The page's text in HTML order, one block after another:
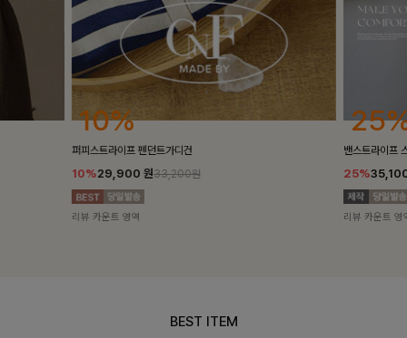
25%
밴스트라이프 스트링원피스
25%35,100 원46,800원
리뷰 카운트 영역
10%
[5천장돌파/
10%
리뷰 카운트 영
BEST ITEM